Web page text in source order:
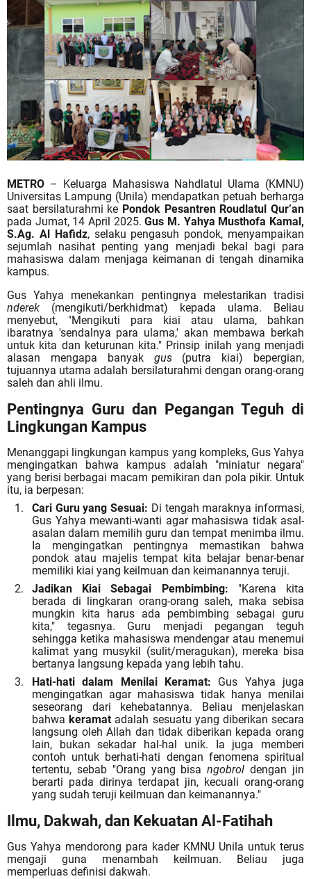
METRO – Keluarga Mahasiswa Nahdlatul Ulama (KMNU)
Universitas Lampung (Unila) mendapatkan petuah berharga
saat bersilaturahmi ke Pondok Pesantren Roudlatul Qur’an
pada Jumat, 14 April 2025.Gus M. Yahya Musthofa Kamal,
S.Ag. Al Hafidz, selaku pengasuh pondok, menyampaikan
sejumlah nasihat penting yang menjadi bekal bagi para
mahasiswa dalam menjaga keimanan di tengah dinamika
kampus.
Gus Yahya menekankan pentingnya melestarikan tradisi
nderek (mengikuti/berkhidmat) kepada ulama. Beliau
menyebut, "Mengikuti para kiai atau ulama, bahkan
ibaratnya 'sendalnya para ulama,' akan membawa berkah
untuk kita dan keturunan kita." Prinsip inilah yang menjadi
alasan mengapa banyak gus(putra kiai) bepergian,
tujuannya utama adalah bersilaturahmi dengan orang-orang
saleh dan ahli ilmu.
Pentingnya Guru dan Pegangan Teguh di
Lingkungan Kampus
Menanggapi lingkungan kampus yang kompleks, Gus Yahya
mengingatkan bahwa kampus adalah "miniatur negara"
yang berisi berbagai macam pemikiran dan pola pikir. Untuk
itu, ia berpesan:
Cari Guru yang Sesuai: Di tengah maraknya informasi,
Gus Yahya mewanti-wanti agar mahasiswa tidak asal-
asalan dalam memilih guru dan tempat menimba ilmu.
Ia mengingatkan pentingnya memastikan bahwa
pondok atau majelis tempat kita belajar benar-benar
memiliki kiai yang keilmuan dan keimanannya teruji.
Jadikan Kiai Sebagai Pembimbing: "Karena kita
berada di lingkaran orang-orang saleh, maka sebisa
mungkin kita harus ada pembimbing sebagai guru
kita," tegasnya. Guru menjadi pegangan teguh
sehingga ketika mahasiswa mendengar atau menemui
kalimat yang musykil (sulit/meragukan), mereka bisa
bertanya langsung kepada yang lebih tahu.
Hati-hati dalam Menilai Keramat: Gus Yahya juga
mengingatkan agar mahasiswa tidak hanya menilai
seseorang dari kehebatannya. Beliau menjelaskan
bahwakeramat adalah sesuatu yang diberikan secara
langsung oleh Allah dan tidak diberikan kepada orang
lain, bukan sekadar hal-hal unik. Ia juga memberi
contoh untuk berhati-hati dengan fenomena spiritual
tertentu, sebab "Orang yang bisangobrol dengan jin
berarti pada dirinya terdapat jin, kecuali orang-orang
yang sudah teruji keilmuan dan keimanannya."
Ilmu, Dakwah, dan Kekuatan Al-Fatihah
Gus Yahya mendorong para kader KMNU Unila untuk terus
mengaji guna menambah keilmuan. Beliau juga
memperluas definisi dakwah.